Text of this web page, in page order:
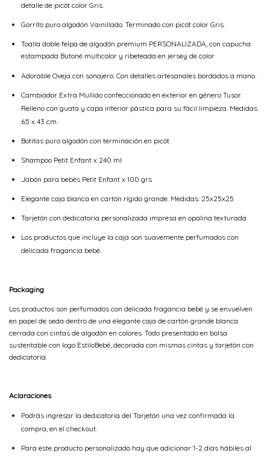
detalle de picót color Gris.
Gorrito puro algodón Vainillado. Terminado con picót color Gris.
Toalla doble felpa de algodón premium PERSONALIZADA, con capucha
estampada Butoné multicolor y ribeteada en jersey de color
Adorable Oveja con sonajero. Con detalles artesanales bordados a mano.
Cambiador Extra Mullido confeccionado en exterior en género Tusor.
Relleno con guata y capa interior pástica para su fácil limpieza. Medidas:
65 x 43 cm.
Botitas puro algodón con terminación en picót.
Shampoo Petit Enfant x 240 ml
Jabón para bebés Petit Enfant x 100 grs
Elegante caja blanca en cartón rígido grande. Medidas: 25x25x25
Tarjetón con dedicatoria personalizada impresa en opalina texturada
Los productos que incluye la caja son suavemente perfumados con
delicada fragancia bebé.
Packaging
Los productos son perfumados con delicada fragancia bebé y se envuelven
en papel de seda dentro de una elegante caja de cartón grande blanca
cerrada con cintas de algodón en colores. Todo presentado en bolsa
sustentable con logo EstiloBebé, decorada con mismas cintas y tarjetón con
dedicatoria.
Aclaraciones
Podrás ingresar la dedicatoria del Tarjetón una vez confirmada la
compra, en el checkout.
Para este producto personalizado hay que adicionar 1-2 días hábiles al